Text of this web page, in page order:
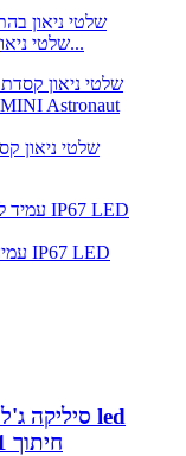
rt שלטי ניאון בהתאמה אישית לבית ולוול דה...
שלטי ניאון
ניאון פלקס חבל IP65 חיתוך 1 ס"מ